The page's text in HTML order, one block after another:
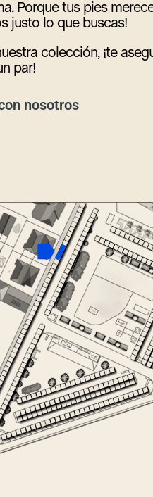
Porque tus pies
justo lo que buscas!
colección, ¡te
par!
nosotros